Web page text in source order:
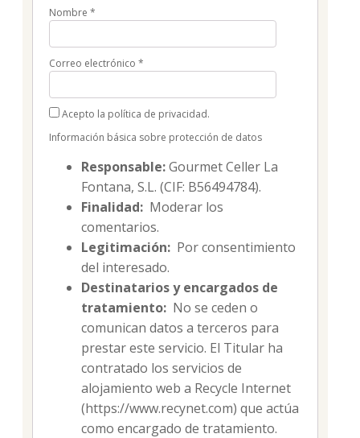
Nombre *
Correo electrónico *
Acepto la política de privacidad.
Información básica sobre protección de datos
Responsable:Gourmet Celler La
Fontana, S.L. (CIF: B56494784).
Finalidad: Moderar los
comentarios.
Legitimación: Por consentimiento
del interesado.
Destinatarios y encargados de
tratamiento: No se ceden o
comunican datos a terceros para
prestar este servicio. El Titular ha
contratado los servicios de
alojamiento web a Recycle Internet
(https://www.recynet.com) que actúa
como encargado de tratamiento.